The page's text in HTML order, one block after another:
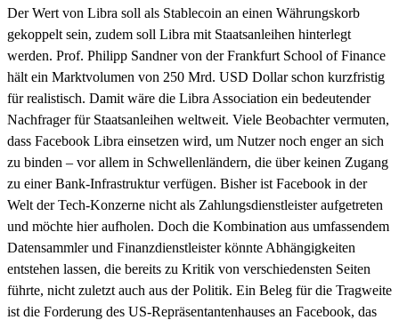
Der Wert von Libra soll als Stablecoin an einen Währungskorb
gekoppelt sein, zudem soll Libra mit Staatsanleihen hinterlegt
werden. Prof. Philipp Sandner von der Frankfurt School of Finance
hält ein Marktvolumen von 250 Mrd. USD Dollar schon kurzfristig
für realistisch. Damit wäre die Libra Association ein bedeutender
Nachfrager für Staatsanleihen weltweit. Viele Beobachter vermuten,
dass Facebook Libra einsetzen wird, um Nutzer noch enger an sich
zu binden – vor allem in Schwellenländern, die über keinen Zugang
zu einer Bank-Infrastruktur verfügen. Bisher ist Facebook in der
Welt der Tech-Konzerne nicht als Zahlungsdienstleister aufgetreten
und möchte hier aufholen. Doch die Kombination aus umfassendem
Datensammler und Finanzdienstleister könnte Abhängigkeiten
entstehen lassen, die bereits zu Kritik von verschiedensten Seiten
führte, nicht zuletzt auch aus der Politik. Ein Beleg für die Tragweite
ist die Forderung des US-Repräsentantenhauses an Facebook, das